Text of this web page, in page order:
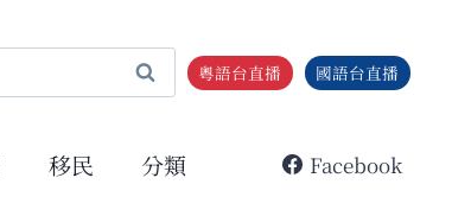
粵語台直播 國語台直播
移民 分類 Facebook